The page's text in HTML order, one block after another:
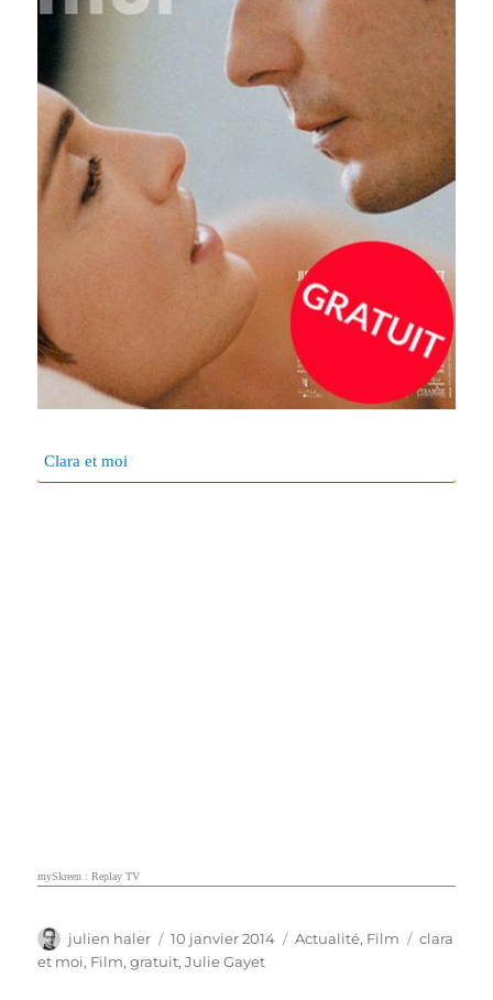
Clara et moi
mySkreen : Replay TV
Auteur
julien haler
Publié
le
10 janvier 2014 Catégories
Actualité, Film Étiquettes
clara
et moi, Film,gratuit,Julie Gayet